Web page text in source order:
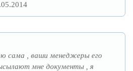
сама , ваши менеджеры его
мне документы , я